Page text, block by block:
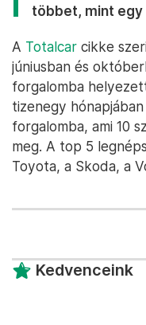
többet, mint egy
A Totalcar cikke
júniusban és
forgalomba
tizenegy
forgalomba, ami 10
meg. A top 5
Toyota, a Skoda, a
Kedvenceink